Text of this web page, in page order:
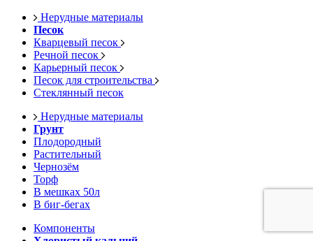
Нерудные материалы
Песок
Кварцевый песок
Речной песок
Карьерный песок
Песок для строительства
Стеклянный песок
Нерудные материалы
Грунт
Плодородный
Растительный
Чернозём
Торф
В мешках 50л
В биг-бегах
Компоненты